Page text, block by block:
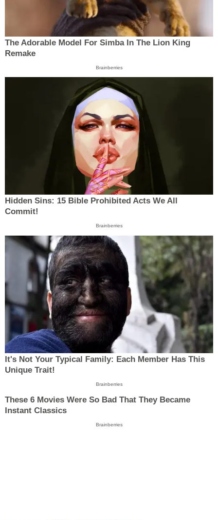
The Adorable Model For Simba In The Lion King
Remake
Brainberries
Hidden Sins: 15 Bible Prohibited Acts We All
Commit!
Brainberries
It's Not Your Typical Family: Each Member Has This
Unique Trait!
Brainberries
These 6 Movies Were So Bad That They Became
Instant Classics
Brainberries